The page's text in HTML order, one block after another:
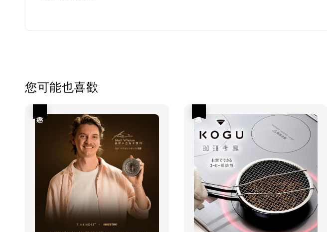
您可能也喜歡